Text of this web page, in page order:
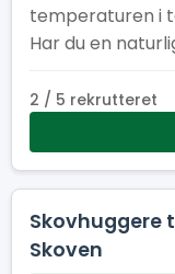
temperaturen i
Har du en
som en del af et
alvorligt – men
måske dine
sanitetsstyrke
at fremstå som
2 / 5 rekrutteret
Skovhuggere
Skoven